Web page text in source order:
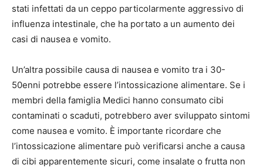
stati infettati da un ceppo particolarmente aggressivo di
influenza intestinale, che ha portato a un aumento dei
casi di nausea e vomito.
Un’altra possibile causa di nausea e vomito tra i 30-
50enni potrebbe essere l’intossicazione alimentare. Se i
membri della famiglia Medici hanno consumato cibi
contaminati o scaduti, potrebbero aver sviluppato sintomi
come nausea e vomito. È importante ricordare che
l’intossicazione alimentare può verificarsi anche a causa
di cibi apparentemente sicuri, come insalate o frutta non